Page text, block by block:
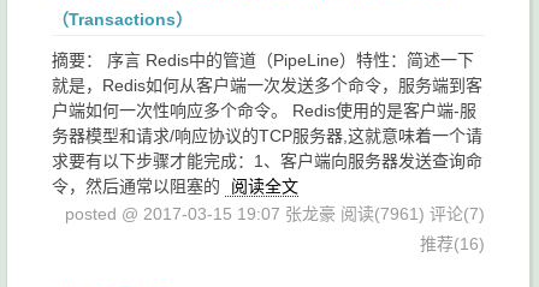
（Transactions）
摘要： 序言 Redis中的管道（PipeLine）特性：简述一下
就是，Redis如何从客户端一次发送多个命令，服务端到客
户端如何一次性响应多个命令。 Redis使用的是客户端-服
务器模型和请求/响应协议的TCP服务器,这就意味着一个请
求要有以下步骤才能完成：1、客户端向服务器发送查询命
令，然后通常以阻塞的
阅读全文
posted @ 2017-03-15 19:07 张龙豪 阅读(7961) 评论(7)
推荐(16)